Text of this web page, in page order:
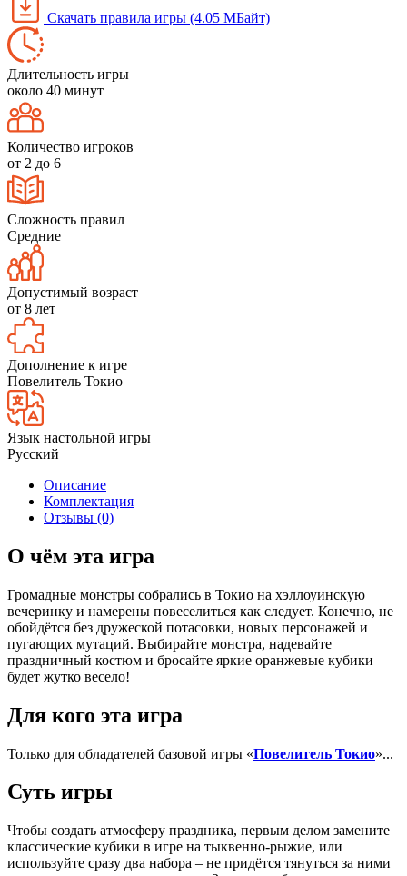
Скачать правила игры (4.05 МБайт)
Длительность игры
около 40 минут
Количество игроков
от 2 до 6
Сложность правил
Средние
Допустимый возраст
от 8 лет
Дополнение к игре
Повелитель Токио
Язык настольной игры
Русский
Описание
Комплектация
Отзывы (0)
О чём эта игра
Громадные монстры собрались в Токио на хэллоуинскую
вечеринку и намерены повеселиться как следует. Конечно, не
обойдётся без дружеской потасовки, новых персонажей и
пугающих мутаций. Выбирайте монстра, надевайте
праздничный костюм и бросайте яркие оранжевые кубики –
будет жутко весело!
Для кого эта игра
Только для обладателей базовой игры «Повелитель Токио»...
Суть игры
Чтобы создать атмосферу праздника, первым делом замените
классические кубики в игре на тыквенно-рыжие, или
используйте сразу два набора – не придётся тянуться за ними